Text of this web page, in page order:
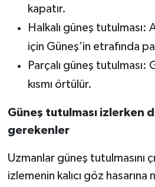
kapatır.
Halkalı güneş tutulması:
için Güneş’in etrafında
Parçalı güneş tutulması:
kısmı örtülür.
Güneş tutulması izlerken
gerekenler
Uzmanlar güneş tutulmasını
izlemenin kalıcı göz